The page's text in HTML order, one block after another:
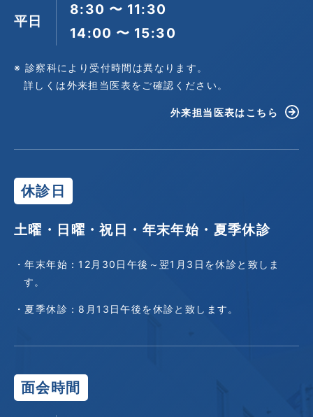
平日
8:30 〜 11:30
14:00 〜 15:30
※ 診察科により受付時間は異なります。
詳しくは外来担当医表をご確認ください。
外来担当医表はこちら
休診日
土曜・日曜・祝日・年末年始・夏季休診
・年末年始：12月30日午後～翌1月3日を休診と致しま
す。
・夏季休診：8月13日午後を休診と致します。
面会時間